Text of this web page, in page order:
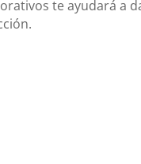
te ayudará a